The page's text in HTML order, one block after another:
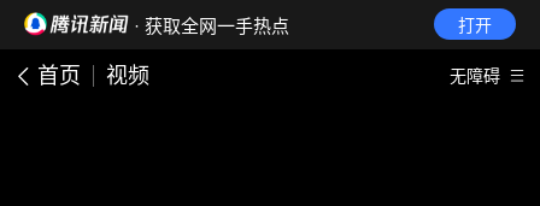
· 获取全网一手热点 打开
首页 视频 无障碍